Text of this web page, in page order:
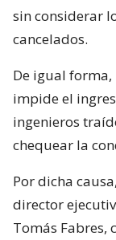
sin considerar
cancelados.
De igual
impide el
ingenieros
chequear la
Por dicha
director
Tomás Fabres,